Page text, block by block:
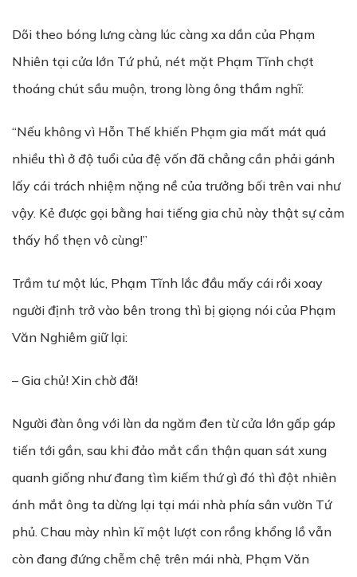
Dõi theo bóng lưng càng lúc càng xa dần của Phạm
Nhiên tại cửa lớn Tứ phủ, nét mặt Phạm Tĩnh chợt
thoáng chút sầu muộn, trong lòng ông thầm nghĩ:
“Nếu không vì Hỗn Thế khiến Phạm gia mất mát quá
nhiều thì ở độ tuổi của đệ vốn đã chẳng cần phải gánh
lấy cái trách nhiệm nặng nề của trưởng bối trên vai như
vậy. Kẻ được gọi bằng hai tiếng gia chủ này thật sự cảm
thấy hổ thẹn vô cùng!”
Trầm tư một lúc, Phạm Tĩnh lắc đầu mấy cái rồi xoay
người định trở vào bên trong thì bị giọng nói của Phạm
Văn Nghiêm giữ lại:
– Gia chủ! Xin chờ đã!
Người đàn ông với làn da ngăm đen từ cửa lớn gấp gáp
tiến tới gần, sau khi đảo mắt cẩn thận quan sát xung
quanh giống như đang tìm kiếm thứ gì đó thì đột nhiên
ánh mắt ông ta dừng lại tại mái nhà phía sân vườn Tứ
phủ. Chau mày nhìn kĩ một lượt con rồng khổng lồ vẫn
còn đang đứng chễm chệ trên mái nhà, Phạm Văn